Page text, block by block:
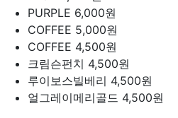
PURPLE 6,000원
COFFEE 5,000원
COFFEE 4,500원
크림슨펀치 4,500원
루이보스빌베리 4,500원
얼그레이메리골드 4,500원